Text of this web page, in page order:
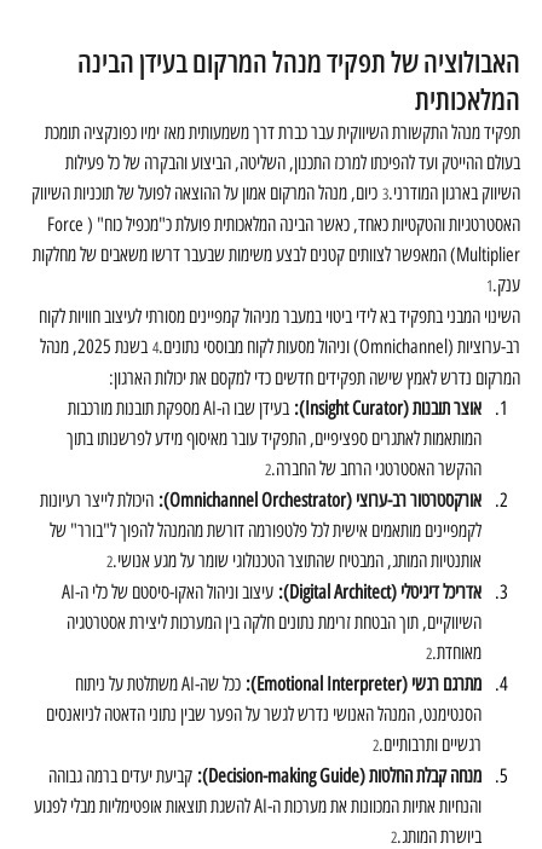
האבולוציה של תפקיד מנהל המרקום בעידן הבינה
המלאכותית
תפקיד מנהל התקשורת השיווקית עבר כברת דרך משמעותית מאז ימיו כפונקציה תומכת
בעולם ההייטק ועד להפיכתו למרכז התכנון, השליטה, הביצוע והבקרה של כל פעילות
השיווק בארגון המודרני.3 כיום, מנהל המרקום אמון על ההוצאה לפועל של תוכניות השיווק
האסטרטגיות והטקטיות כאחד, כאשר הבינה המלאכותית פועלת כ"מכפיל כוח" (Force
Multiplier) המאפשר לצוותים קטנים לבצע משימות שבעבר דרשו משאבים של מחלקות
ענק.1
השינוי המבני בתפקיד בא לידי ביטוי במעבר מניהול קמפיינים מסורתי לעיצוב חוויות לקוח
רב-ערוציות (Omnichannel) וניהול מסעות לקוח מבוססי נתונים.
4
בשנת 2025, מנהל
המרקום נדרש לאמץ שישה תפקידים חדשים כדי למקסם את יכולות הארגון:
אוצר תובנות (Insight Curator):
בעידן שבו ה-AI מספקת תובנות מורכבות
המותאמות לאתגרים ספציפיים, התפקיד עובר מאיסוף מידע לפרשנותו בתוך
ההקשר האסטרטגי הרחב של החברה.2
אורקסטרטור רב-ערוצי (Omnichannel Orchestrator):
היכולת לייצר רעיונות
לקמפיינים מותאמים אישית לכל פלטפורמה דורשת מהמנהל להפוך ל"בורר" של
אותנטיות המותג, המבטיח שהתוצר הטכנולוגי שומר על מגע אנושי.2
אדריכל דיגיטלי (Digital Architect):
השיווקיים, תוך הבטחת זרימת נתונים חלקה בין המערכות ליצירת אסטרטגיה
מאוחדת.2
מתרגם רגשי (Emotional Interpreter):
ככל שה-AI משתלטת על ניתוח
הסנטימנט, המנהל האנושי נדרש לגשר על הפער שבין נתוני הדאטה לניואנסים
רגשיים ותרבותיים.2
מנחה קבלת החלטות (Decision-making Guide):
קביעת יעדים ברמה גבוהה
והנחיות אתיות המכוונות את מערכות ה-AI להשגת תוצאות אופטימליות מבלי לפגוע
ביושרת המותג.2